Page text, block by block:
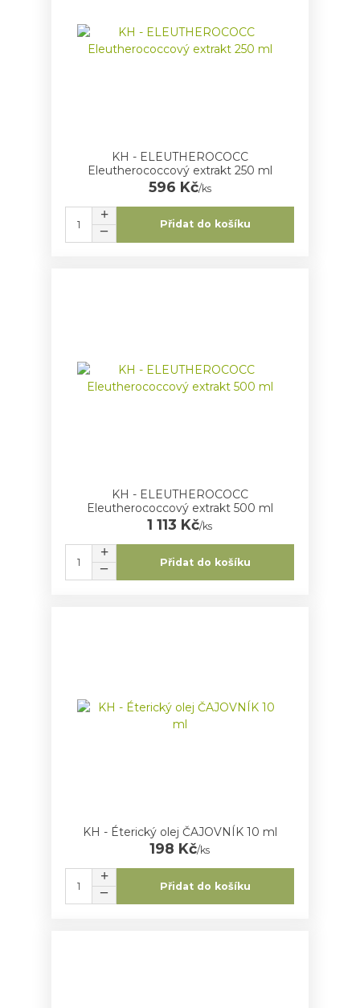
KH - ELEUTHEROCOCC
Eleutherococcový extrakt 250 ml
596 Kč/ks
Přidat do košíku
KH - ELEUTHEROCOCC
Eleutherococcový extrakt 500 ml
1 113 Kč/ks
Přidat do košíku
KH - Éterický olej ČAJOVNÍK 10 ml
198 Kč/ks
Přidat do košíku